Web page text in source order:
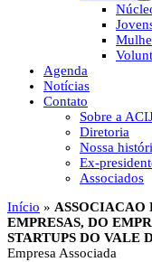
Agenda
Notícias
Contato
Sobre a
Diretoria
Nossa
Ex-
Associados
Início » ASSOCIACAO
EMPRESAS, DO
STARTUPS DO VALE
Empresa Associada